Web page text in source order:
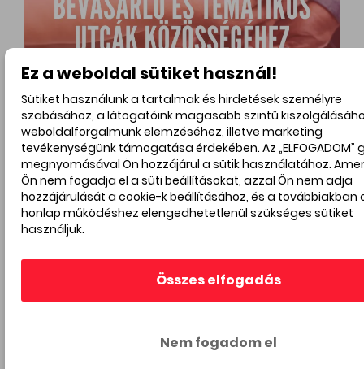
Hirdetés
Ez a weboldal sütiket használ!
Sütiket használunk a tartalmak és hirdetések személyre
szabásához, a látogatóink magasabb szintű
weboldalforgalmunk elemzéséhez, illetve marketing
tevékenységünk támogatása érdekében. Az „ELFOGADOM”
megnyomásával Ön hozzájárul a sütik használatához.
Ön nem fogadja el a süti beállításokat, azzal Ön nem adja
hozzájárulását a cookie-k beállításához, és a továbbiakban
honlap működéshez elengedhetetlenül szükséges sütiket
használjuk.
Összes elfogadás
Nem fogadom el